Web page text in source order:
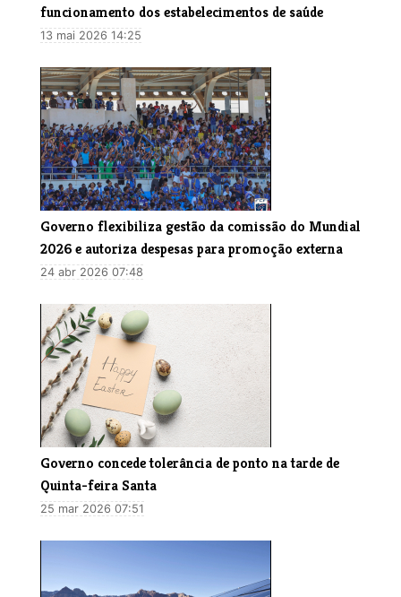
funcionamento dos estabelecimentos de saúde
13 mai 2026 14:25
Governo flexibiliza gestão da comissão do Mundial
2026 e autoriza despesas para promoção externa
24 abr 2026 07:48
Governo concede tolerância de ponto na tarde de
Quinta-feira Santa
25 mar 2026 07:51